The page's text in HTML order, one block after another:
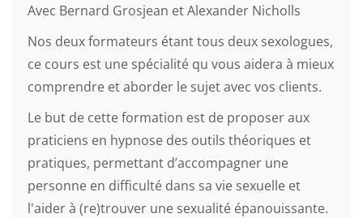
Avec Bernard Grosjean et Alexander Nicholls
Nos deux formateurs étant tous deux sexologues,
ce cours est une spécialité qu vous aidera à mieux
comprendre et aborder le sujet avec vos clients.
Le but de cette formation est de proposer aux
praticiens en hypnose des outils théoriques et
pratiques, permettant d’accompagner une
personne en difficulté dans sa vie sexuelle et
l'aider à (re)trouver une sexualité épanouissante.